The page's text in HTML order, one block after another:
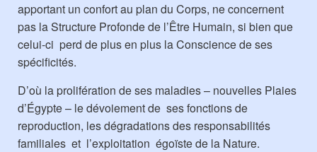
apportant un confort au plan du Corps, ne concernent
pas la Structure Profonde de l’Être Humain, si bien que
celui-ci perd de plus en plus la Conscience de ses
spécificités.
D’où la prolifération de ses maladies – nouvelles Plaies
d’Égypte – le dévoiement de ses fonctions de
reproduction, les dégradations des responsabilités
familiales et l’exploitation égoïste de la Nature.